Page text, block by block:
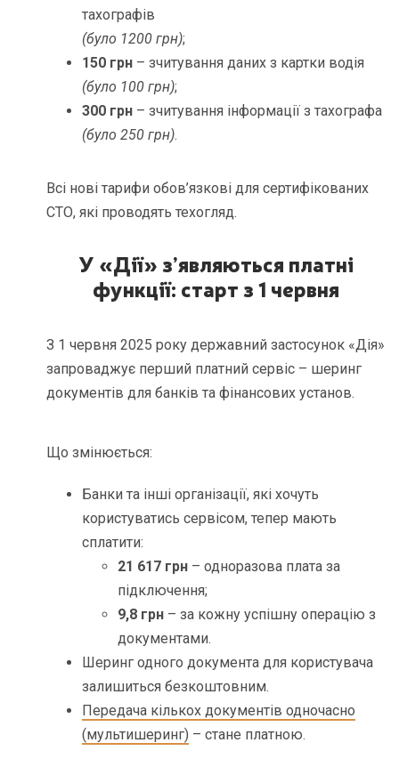
тахографів
(було 1200 грн);
150 грн – зчитування даних з картки водія
(було 100 грн);
300 грн – зчитування інформації з тахографа
(було 250 грн).
Всі нові тарифи обов’язкові для сертифікованих
СТО, які проводять техогляд.
У «Дії» з’являються платні
функції: старт з 1 червня
З 1 червня 2025 року державний застосунок «Дія»
запроваджує перший платний сервіс – шеринг
документів для банків та фінансових установ.
Що змінюється:
Банки та інші організації, які хочуть
користуватись сервісом, тепер мають
сплатити:
21 617 грн – одноразова плата за
підключення;
9,8 грн – за кожну успішну операцію з
документами.
Шеринг одного документа для користувача
залишиться безкоштовним.
Передача кількох документів одночасно
(мультишеринг) – стане платною.